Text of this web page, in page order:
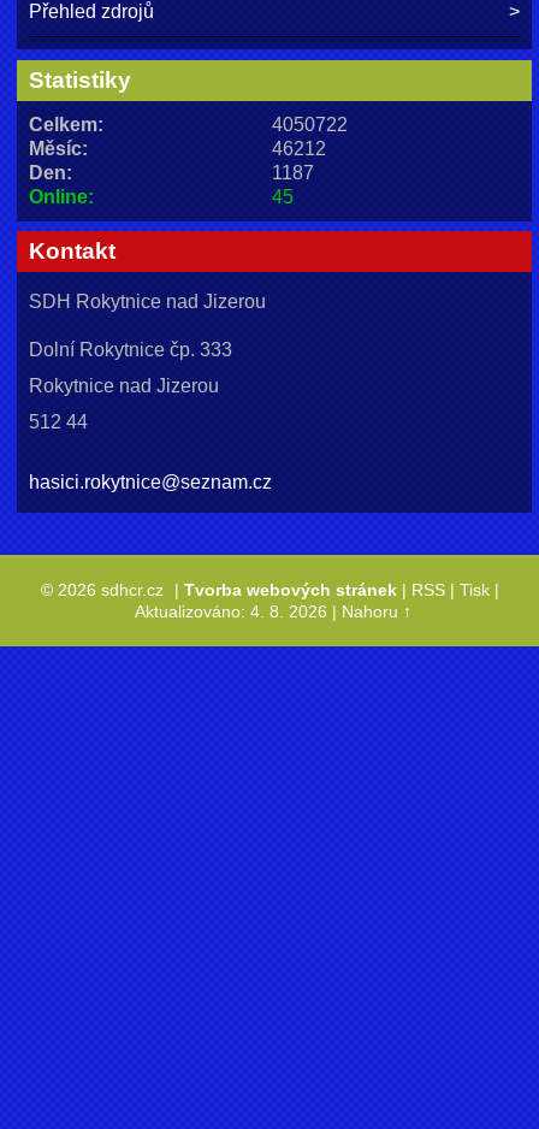
Přehled zdrojů
Statistiky
Online: 45
Celkem:
4050722
Měsíc:
46212
Den:
1187
Kontakt
SDH Rokytnice nad Jizerou
Dolní Rokytnice čp. 333
Rokytnice nad Jizerou
512 44
hasici.rokytnice@seznam.cz
© 2026 sdhcr.cz | Tvorba webových stránek| RSS| Tisk|
Aktualizováno: 4. 8. 2026 | Nahoru ↑